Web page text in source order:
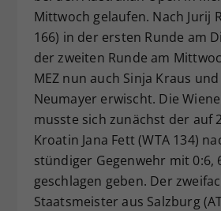
Mittwoch gelaufen. Nach Jurij
166) in der ersten Runde am
der zweiten Runde am
MEZ nun auch Sinja Kraus und
Neumayer erwischt. Die
musste sich zunächst der auf
Kroatin Jana Fett (WTA 134)
stündiger Gegenwehr mit 0:6,
geschlagen geben. Der
Staatsmeister aus Salzburg
Zweck
Dieser Wert
Einstellungen.
zufällig generierte
historische
vorgenommen
Webseiten-
hat.